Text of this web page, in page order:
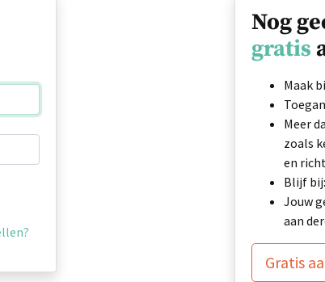
Nog
gratis
Maak
Meer
zoals
en
Blijf
Jouw
aan
Gratis